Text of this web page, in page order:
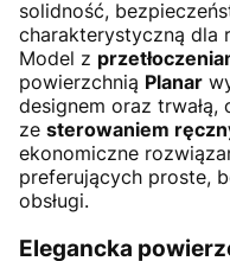
solidność,
charakterystyczną dla
Model z
powierzchnią Planar
designem oraz trwałą,
ze sterowaniem
ekonomiczne
preferujących proste,
obsługi.
Elegancka